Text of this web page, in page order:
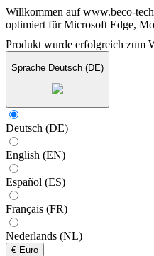
Willkommen auf www.beco-
optimiert für Microsoft Edge,
Produkt wurde erfolgreich zum
Sprache Deutsch (DE)
Deutsch (DE)
English (EN)
Español (ES)
Français (FR)
Nederlands (NL)
€ Euro